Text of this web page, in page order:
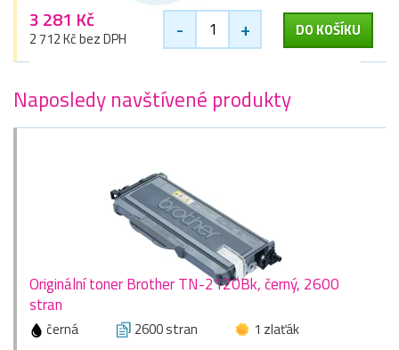
3 281 Kč
2 712 Kč bez DPH - + DO KOŠÍKU
Naposledy navštívené produkty
Originální toner Brother TN-2120Bk, černý, 2600
stran
černá 2600 stran
1 zlaťák